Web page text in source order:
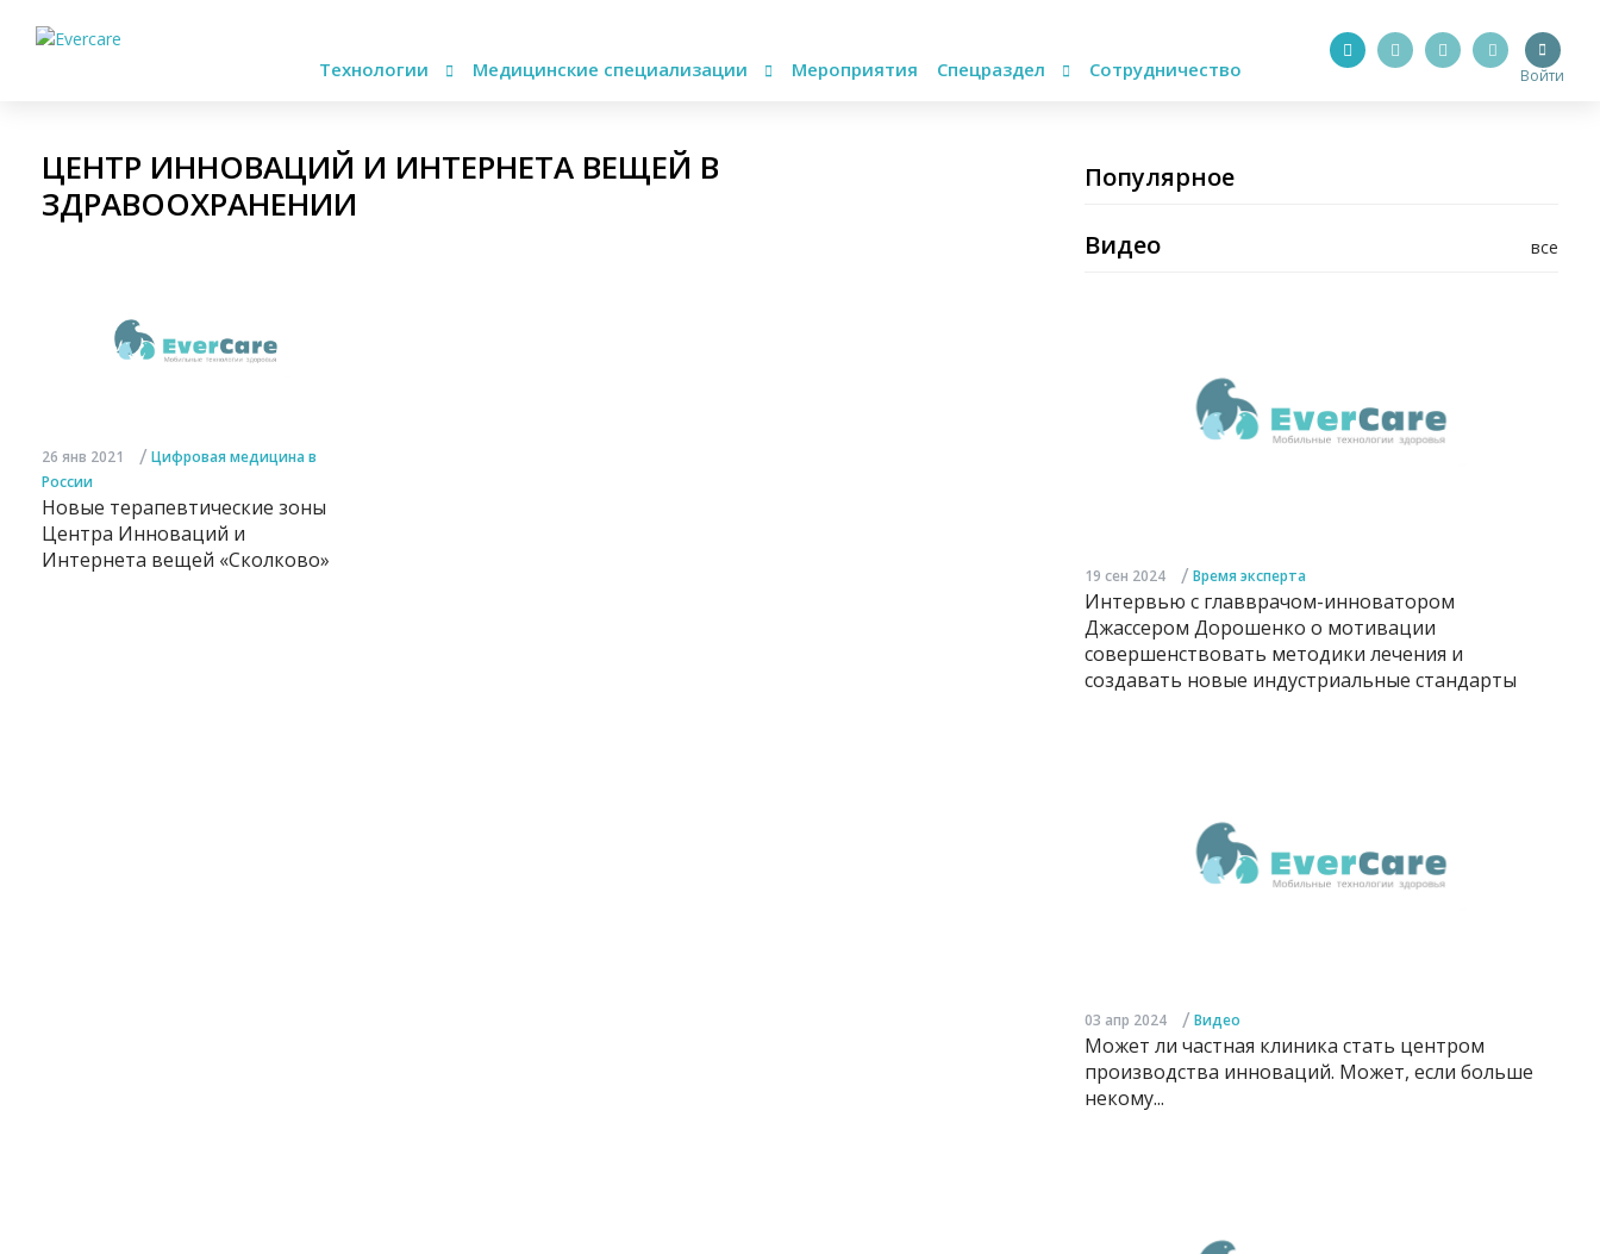
Технологии Медицинские специализации Мероприятия Спецраздел Сотрудничество Войти
ЦЕНТР ИННОВАЦИЙ И ИНТЕРНЕТА ВЕЩЕЙ В
ЗДРАВООХРАНЕНИИ
26 янв 2021 / Цифровая медицина в
России
Новые терапевтические зоны
Центра Инноваций и
Интернета вещей «Сколково»
Популярное
все
Видео
19 сен 2024 / Время эксперта
Интервью с главврачом-инноватором
Джассером Дорошенко о мотивации
совершенствовать методики лечения и
создавать новые индустриальные стандарты
03 апр 2024 / Видео
Может ли частная клиника стать центром
производства инноваций. Может, если больше
некому...